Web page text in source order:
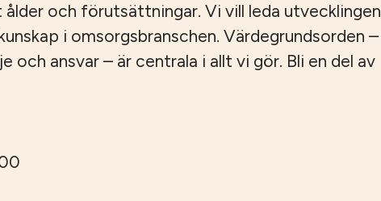
och förutsättningar. Vi vill leda utvecklingen
i omsorgsbranschen. Värdegrundsorden –
och ansvar – är centrala i allt vi gör. Bli en del av